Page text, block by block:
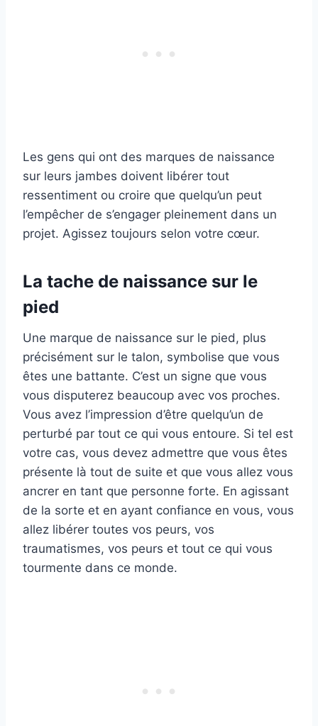
Les gens qui ont des marques de naissance
sur leurs jambes doivent libérer tout
ressentiment ou croire que quelqu’un peut
l’empêcher de s’engager pleinement dans un
projet. Agissez toujours selon votre cœur.
La tache de naissance sur le
pied
Une marque de naissance sur le pied, plus
précisément sur le talon, symbolise que vous
êtes une battante. C’est un signe que vous
vous disputerez beaucoup avec vos proches.
Vous avez l’impression d’être quelqu’un de
perturbé par tout ce qui vous entoure. Si tel est
votre cas, vous devez admettre que vous êtes
présente là tout de suite et que vous allez vous
ancrer en tant que personne forte. En agissant
de la sorte et en ayant confiance en vous, vous
allez libérer toutes vos peurs, vos
traumatismes, vos peurs et tout ce qui vous
tourmente dans ce monde.